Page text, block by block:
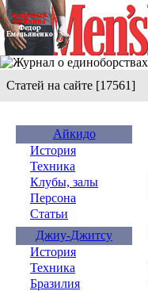
Статей на сайте [17561]
Айкидо
История
Техника
Клубы, залы
Персона
Статьи
Джиу-Джитсу
История
Техника
Бразилия